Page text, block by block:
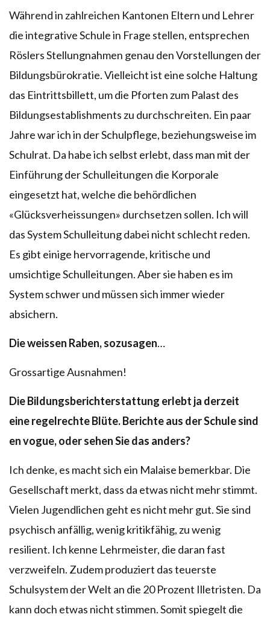
Während in zahlreichen Kantonen Eltern und Lehrer
die integrative Schule in Frage stellen, entsprechen
Röslers Stellungnahmen genau den Vorstellungen der
Bildungsbürokratie. Vielleicht ist eine solche Haltung
das Eintrittsbillett, um die Pforten zum Palast des
Bildungsestablishments zu durchschreiten. Ein paar
Jahre war ich in der Schulpflege, beziehungsweise im
Schulrat. Da habe ich selbst erlebt, dass man mit der
Einführung der Schulleitungen die Korporale
eingesetzt hat, welche die behördlichen
«Glücksverheissungen» durchsetzen sollen. Ich will
das System Schulleitung dabei nicht schlecht reden.
Es gibt einige hervorragende, kritische und
umsichtige Schulleitungen. Aber sie haben es im
System schwer und müssen sich immer wieder
absichern.
Die weissen Raben, sozusagen…
Grossartige Ausnahmen!
Die Bildungsberichterstattung erlebt ja derzeit
eine regelrechte Blüte. Berichte aus der Schule sind
en vogue, oder sehen Sie das anders?
Ich denke, es macht sich ein Malaise bemerkbar. Die
Gesellschaft merkt, dass da etwas nicht mehr stimmt.
Vielen Jugendlichen geht es nicht mehr gut. Sie sind
psychisch anfällig, wenig kritikfähig, zu wenig
resilient. Ich kenne Lehrmeister, die daran fast
verzweifeln. Zudem produziert das teuerste
Schulsystem der Welt an die 20 Prozent Illetristen. Da
kann doch etwas nicht stimmen. Somit spiegelt die